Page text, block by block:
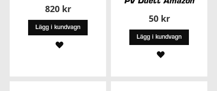
820 kr
Lägg i kundvagn
LÄGG
50 kr
Lägg i kundvagn
LÄGG